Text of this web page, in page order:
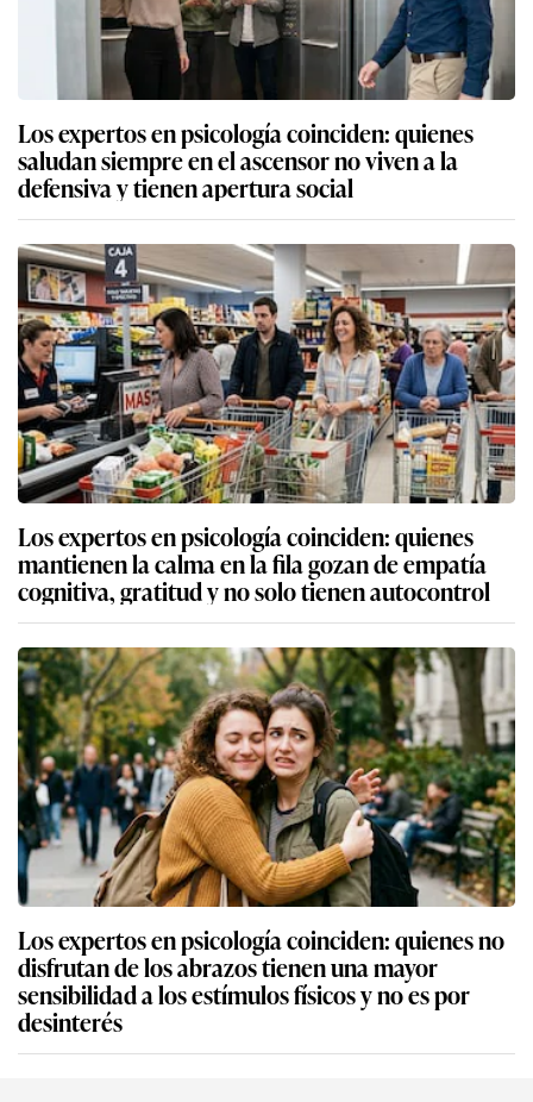
Los expertos en psicología coinciden: quienes
saludan siempre en el ascensor no viven a la
defensiva y tienen apertura social
Los expertos en psicología coinciden: quienes
mantienen la calma en la fila gozan de empatía
cognitiva, gratitud y no solo tienen autocontrol
Los expertos en psicología coinciden: quienes no
disfrutan de los abrazos tienen una mayor
sensibilidad a los estímulos físicos y no es por
desinterés